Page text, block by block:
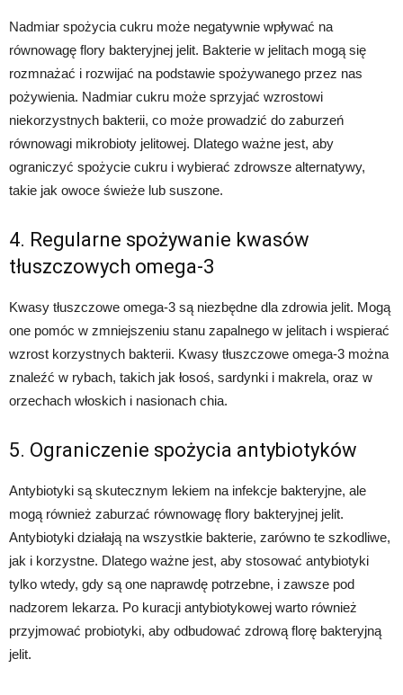
Nadmiar spożycia cukru może negatywnie wpływać na
równowagę flory bakteryjnej jelit. Bakterie w jelitach mogą się
rozmnażać i rozwijać na podstawie spożywanego przez nas
pożywienia. Nadmiar cukru może sprzyjać wzrostowi
niekorzystnych bakterii, co może prowadzić do zaburzeń
równowagi mikrobioty jelitowej. Dlatego ważne jest, aby
ograniczyć spożycie cukru i wybierać zdrowsze alternatywy,
takie jak owoce świeże lub suszone.
4. Regularne spożywanie kwasów
tłuszczowych omega-3
Kwasy tłuszczowe omega-3 są niezbędne dla zdrowia jelit. Mogą
one pomóc w zmniejszeniu stanu zapalnego w jelitach i wspierać
wzrost korzystnych bakterii. Kwasy tłuszczowe omega-3 można
znaleźć w rybach, takich jak łosoś, sardynki i makrela, oraz w
orzechach włoskich i nasionach chia.
5. Ograniczenie spożycia antybiotyków
Antybiotyki są skutecznym lekiem na infekcje bakteryjne, ale
mogą również zaburzać równowagę flory bakteryjnej jelit.
Antybiotyki działają na wszystkie bakterie, zarówno te szkodliwe,
jak i korzystne. Dlatego ważne jest, aby stosować antybiotyki
tylko wtedy, gdy są one naprawdę potrzebne, i zawsze pod
nadzorem lekarza. Po kuracji antybiotykowej warto również
przyjmować probiotyki, aby odbudować zdrową florę bakteryjną
jelit.